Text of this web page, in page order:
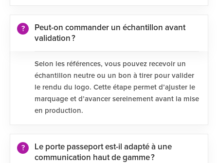
Peut-on commander un échantillon avant
validation ?
Selon les références, vous pouvez recevoir un
échantillon neutre ou un bon à tirer pour valider
le rendu du logo. Cette étape permet d’ajuster le
marquage et d’avancer sereinement avant la mise
en production.
Le porte passeport est-il adapté à une
communication haut de gamme ?